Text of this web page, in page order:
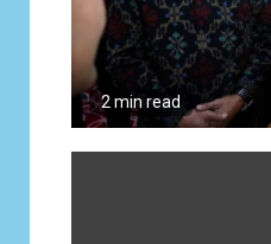
2 min read